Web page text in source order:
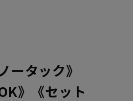
ータック》
》《セット